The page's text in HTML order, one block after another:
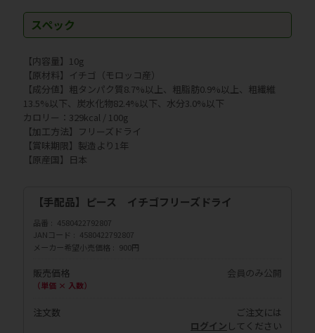
スペック
【内容量】10g
【原材料】イチゴ（モロッコ産）
【成分値】粗タンパク質8.7%以上、粗脂肪0.9%以上、粗繊維
13.5%以下、炭水化物82.4%以下、水分3.0%以下
カロリー：329kcal / 100g
【加工方法】フリーズドライ
【賞味期限】製造より1年
【原産国】日本
【手配品】ピース イチゴフリーズドライ
品番
4580422792807
JANコード
4580422792807
メーカー希望小売価格
900円
販売価格
（単価 × 入数）
会員のみ公開
注文数
ご注文には
ログイン してください